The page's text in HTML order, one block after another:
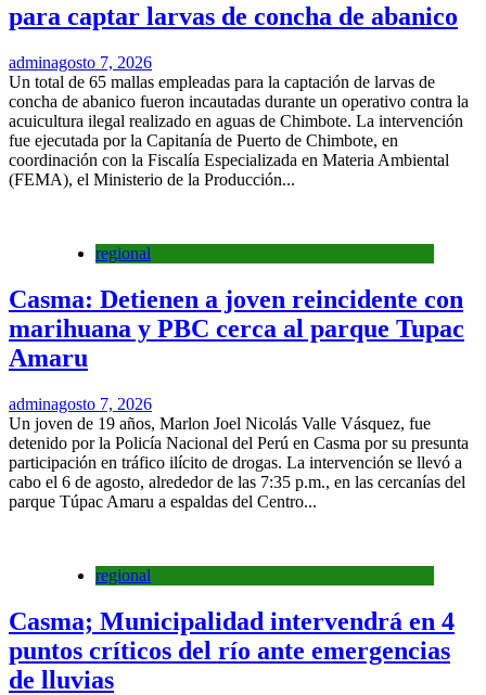
para captar larvas de concha de abanico
adminagosto 7, 2026
Un total de 65 mallas empleadas para la captación de larvas de
concha de abanico fueron incautadas durante un operativo contra la
acuicultura ilegal realizado en aguas de Chimbote. La intervención
fue ejecutada por la Capitanía de Puerto de Chimbote, en
coordinación con la Fiscalía Especializada en Materia Ambiental
(FEMA), el Ministerio de la Producción...
regional
Casma: Detienen a joven reincidente con
marihuana y PBC cerca al parque Tupac
Amaru
adminagosto 7, 2026
Un joven de 19 años, Marlon Joel Nicolás Valle Vásquez, fue
detenido por la Policía Nacional del Perú en Casma por su presunta
participación en tráfico ilícito de drogas. La intervención se llevó a
cabo el 6 de agosto, alrededor de las 7:35 p.m., en las cercanías del
parque Túpac Amaru a espaldas del Centro...
regional
Casma; Municipalidad intervendrá en 4
puntos críticos del río ante emergencias
de lluvias